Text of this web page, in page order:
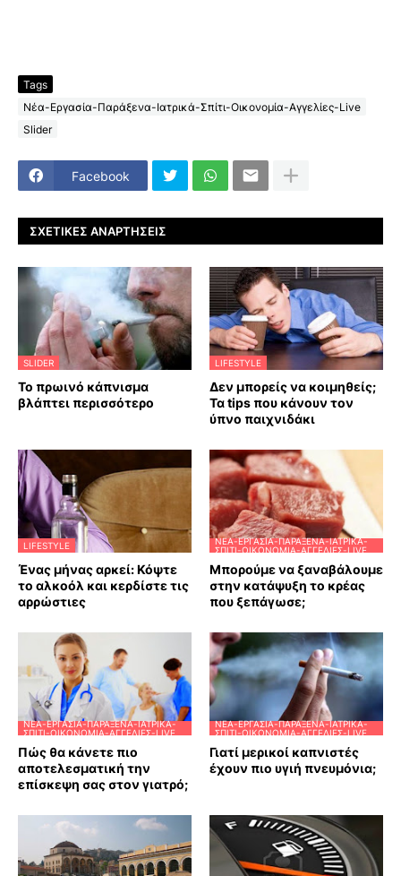
Tags
Νέα-Εργασία-Παράξενα-Ιατρικά-Σπίτι-Οικονομία-Αγγελίες-Live
Slider
Facebook
ΣΧΕΤΙΚΈΣ ΑΝΑΡΤΉΣΕΙΣ
SLIDER
Το πρωινό κάπνισμα
βλάπτει περισσότερο
LIFESTYLE
Δεν μπορείς να κοιμηθείς;
Τα tips που κάνουν τον
ύπνο παιχνιδάκι
LIFESTYLE
Ένας μήνας αρκεί: Κόψτε
το αλκοόλ και κερδίστε τις
αρρώστιες
ΝΈΑ-ΕΡΓΑΣΊΑ-ΠΑΡΆΞΕΝΑ-ΙΑΤΡΙΚΆ-
ΣΠΊΤΙ-ΟΙΚΟΝΟΜΊΑ-ΑΓΓΕΛΊΕΣ-LIVE
Μπορούμε να ξαναβάλουμε
στην κατάψυξη το κρέας
που ξεπάγωσε;
ΝΈΑ-ΕΡΓΑΣΊΑ-ΠΑΡΆΞΕΝΑ-ΙΑΤΡΙΚΆ-
ΣΠΊΤΙ-ΟΙΚΟΝΟΜΊΑ-ΑΓΓΕΛΊΕΣ-LIVE
Πώς θα κάνετε πιο
αποτελεσματική την
επίσκεψη σας στον γιατρό;
ΝΈΑ-ΕΡΓΑΣΊΑ-ΠΑΡΆΞΕΝΑ-ΙΑΤΡΙΚΆ-
ΣΠΊΤΙ-ΟΙΚΟΝΟΜΊΑ-ΑΓΓΕΛΊΕΣ-LIVE
Γιατί μερικοί καπνιστές
έχουν πιο υγιή πνευμόνια;